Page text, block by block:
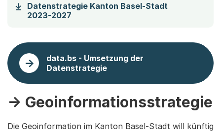
Datenstrategie Kanton Basel-Stadt
2023-2027
data.bs - Umsetzung der
Datenstrategie
-> Geoinformationsstrategie
Die Geoinformation im Kanton Basel-Stadt will künftig